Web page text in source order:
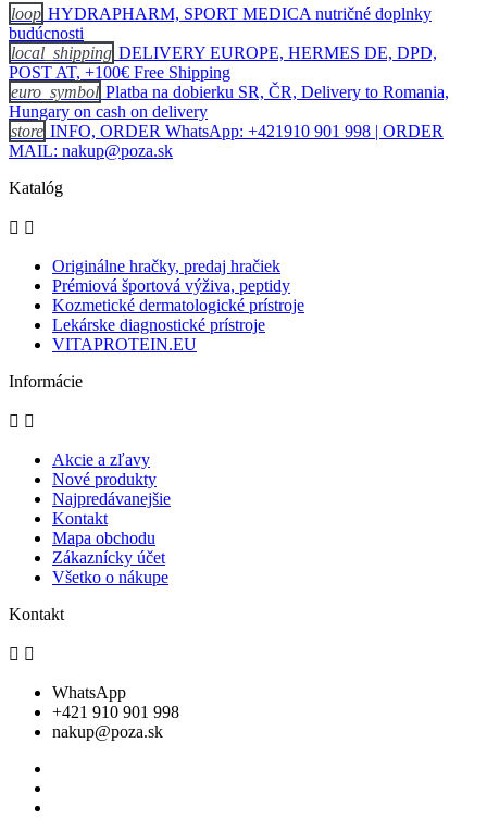
loop HYDRAPHARM, SPORT MEDICA nutričné doplnky
budúcnosti
local_shipping DELIVERY EUROPE, HERMES DE, DPD,
POST AT, +100€ Free Shipping
euro_symbol Platba na dobierku SR, ČR, Delivery to Romania,
Hungary on cash on delivery
store INFO, ORDER WhatsApp: +421910 901 998 | ORDER
MAIL: nakup@poza.sk
Katalóg
 
Originálne hračky, predaj hračiek
Prémiová športová výživa, peptidy
Kozmetické dermatologické prístroje
Lekárske diagnostické prístroje
VITAPROTEIN.EU
Informácie
 
Akcie a zľavy
Nové produkty
Najpredávanejšie
Kontakt
Mapa obchodu
Zákaznícky účet
Všetko o nákupe
Kontakt
 
WhatsApp
+421 910 901 998
nakup@poza.sk